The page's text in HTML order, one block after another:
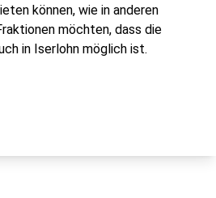
können, wie in anderen
möchten, dass die
in Iserlohn möglich ist.